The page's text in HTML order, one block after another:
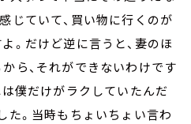
じていて、買い物に行くのが
。だけど逆に言うと、妻のほ
ら、それができないわけです
は僕だけがラクしていたんだ
た。当時もちょいちょい言わ